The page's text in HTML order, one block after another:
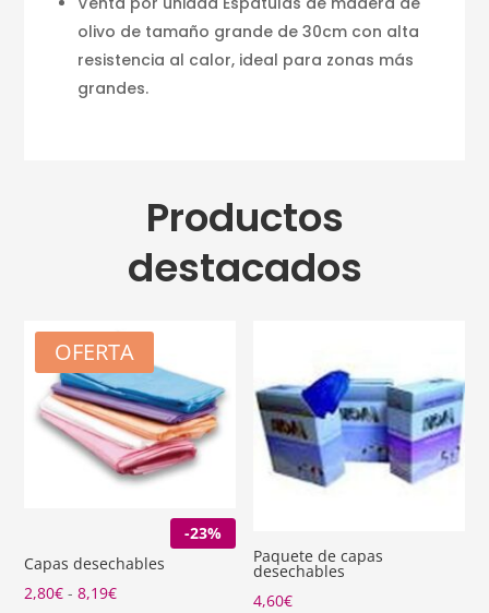
olivo de tamaño grande de 30cm con alta
resistencia al calor, ideal para zonas más
grandes.
Productos
destacados
OFERTA
-23%
Capas desechables
2,80€ - 8,19€Rango
Paquete de capas
desechables
4,60€